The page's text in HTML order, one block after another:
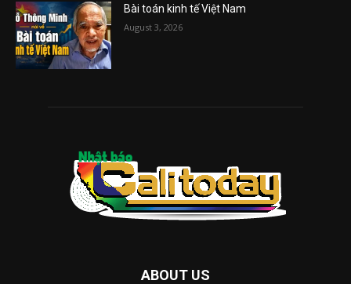
Bài toán kinh tế Việt Nam
August 3, 2026
ABOUT US